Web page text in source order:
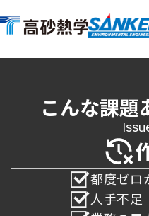
こんな課題
都度ゼロ
人手不足